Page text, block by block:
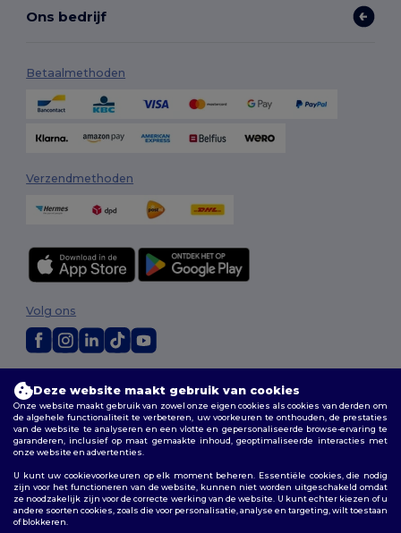
Ons bedrijf
Betaalmethoden
Verzendmethoden
Algemene voorwaarden|Aanpassingsbeleid|Privacybeleid
Cookiebeleid|Sitemap
Volg ons
Bruxelles |Anvers |Mortsel
Deze website maakt gebruik van cookies
Onze website maakt gebruik van zowel onze eigen cookies als cookies van derden om
de algehele functionaliteit te verbeteren, uw voorkeuren te onthouden, de prestaties
van de website te analyseren en een vlotte en gepersonaliseerde browse-ervaring te
garanderen, inclusief op maat gemaakte inhoud, geoptimaliseerde interacties met
onze website en advertenties.
U kunt uw cookievoorkeuren op elk moment beheren. Essentiële cookies, die nodig
zijn voor het functioneren van de website, kunnen niet worden uitgeschakeld omdat
ze noodzakelijk zijn voor de correcte werking van de website. U kunt echter kiezen of u
andere soorten cookies, zoals die voor personalisatie, analyse en targeting, wilt toestaan
of blokkeren.